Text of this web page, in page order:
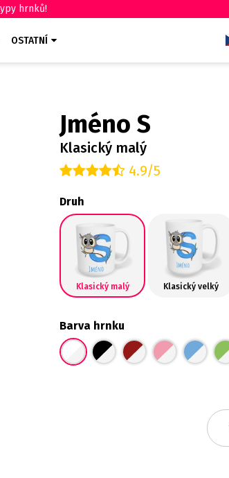
hrnků!
OSTATNÍ
Jméno S
Klasický malý
4.9/5
Druh
Klasický malý Klasický velký
Barva hrnku